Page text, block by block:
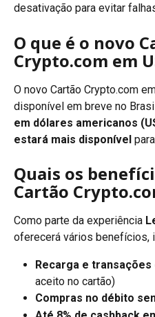
desativação para evitar
O que é o novo
Crypto.com em
O novo Cartão Crypto.com
disponível em breve no
em dólares americanos
estará mais disponível
Quais os
Cartão
Como parte da experiência
oferecerá vários benefícios,
Recarga e transações
aceito no cartão)
Compras no débito